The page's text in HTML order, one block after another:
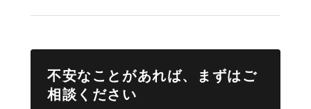
不安なことがあれば、まずはご
相談ください